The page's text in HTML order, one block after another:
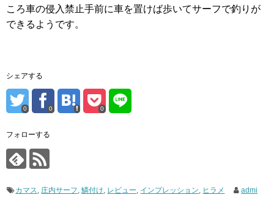
ころ車の侵入禁止手前に車を置けば歩いてサーフで釣りが
できるようです。
シェアする
0 0 0
フォローする
カマス, 庄内サーフ,鱗付け, レビュー, インプレッション, ヒラメ admi